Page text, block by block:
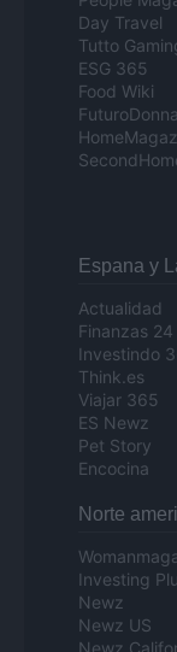
Day Travel
Tutto
ESG 365
Food Wiki
FuturoDonna
Espana y
Actualidad
Finanzas 24
Investindo
Think.es
Viajar 365
ES Newz
Pet Story
Encocina
Norte
Investing
Newz
Newz US
Newz